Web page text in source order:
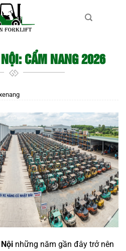
CẨM NANG 2026
những năm gần đây trở nên